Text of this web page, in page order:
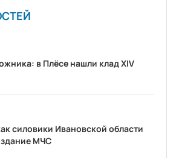
в Плёсе нашли клад XIV
силовики Ивановской области
МЧС